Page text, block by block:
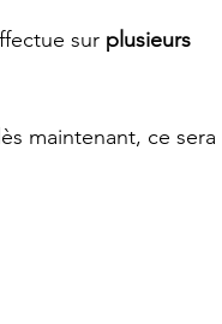
sur plusieurs
maintenant, ce sera